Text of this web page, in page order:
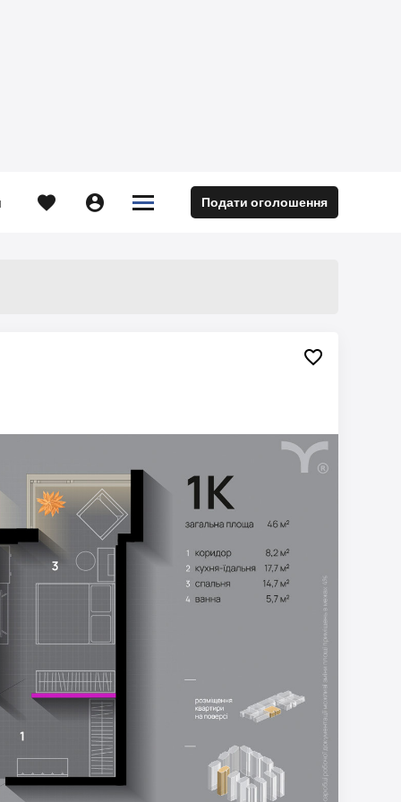
  

 Подати оголошення
